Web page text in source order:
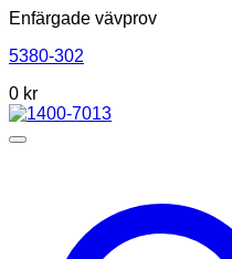
Enfärgade vävprov
5380-302
0 kr